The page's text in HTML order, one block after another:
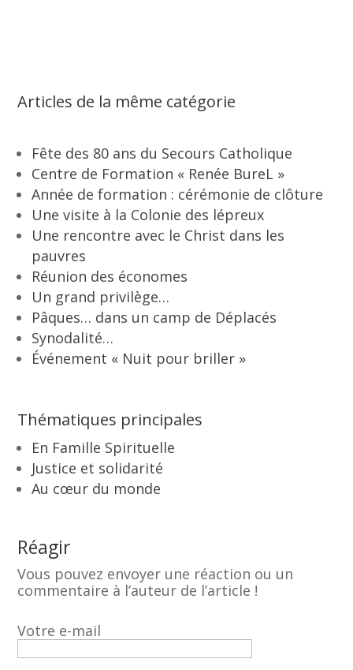
Articles de la même catégorie
Fête des 80 ans du Secours Catholique
Centre de Formation « Renée BureL »
Année de formation : cérémonie de clôture
Une visite à la Colonie des lépreux
Une rencontre avec le Christ dans les
pauvres
Réunion des économes
Un grand privilège…
Pâques… dans un camp de Déplacés
Synodalité…
Événement « Nuit pour briller »
Thématiques principales
En Famille Spirituelle
Justice et solidarité
Au cœur du monde
Réagir
Vous pouvez envoyer une réaction ou un
commentaire à l’auteur de l’article !
Votre e-mail